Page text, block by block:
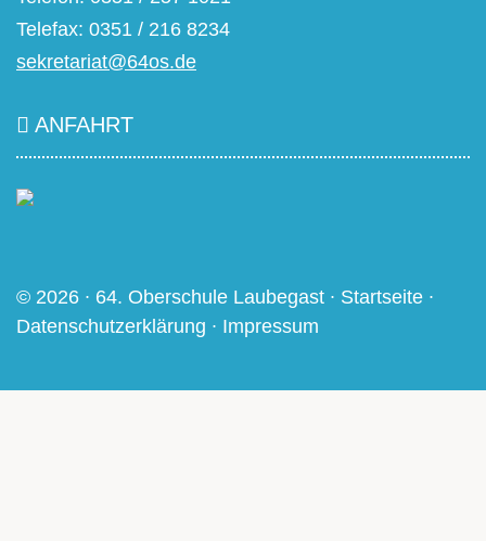
Telefax: 0351 / 216 8234
sekretariat@64os.de
ANFAHRT
© 2026 ∙ 64. Oberschule Laubegast ∙ Startseite ∙
Datenschutzerklärung ∙ Impressum